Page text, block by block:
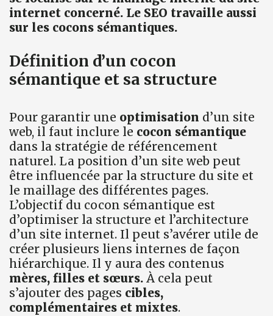
internet concerné. Le SEO travaille aussi
sur les cocons sémantiques.
Définition d’un cocon
sémantique et sa structure
Pour garantir une optimisation d’un site
web, il faut inclure le cocon sémantique
dans la stratégie de référencement
naturel. La position d’un site web peut
être influencée par la structure du site et
le maillage des différentes pages.
L’objectif du cocon sémantique est
d’optimiser la structure et l’architecture
d’un site internet. Il peut s’avérer utile de
créer plusieurs liens internes de façon
hiérarchique. Il y aura des contenus
mères, filles et sœurs. À cela peut
s’ajouter des pages cibles,
complémentaires et mixtes.